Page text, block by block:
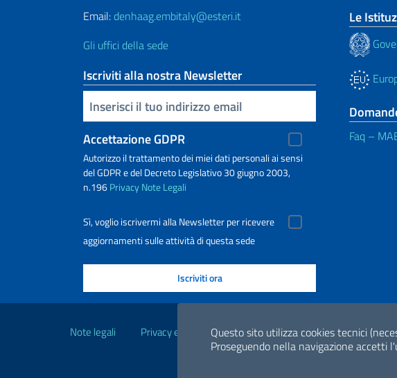
Questo sito utilizza cookies tecnici
Proseguendo nella navigazione accetti
Email: denhaag.embitaly@esteri.it
Gli uffici della sede
Iscriviti alla nostra Newsletter
Inserisci la tua email
Accettazione GDPR
Autorizzo il trattamento dei miei dati personali ai sensi
del GDPR e del Decreto Legislativo 30 giugno 2003,
n.196PrivacyNote Legali
Sì, voglio iscrivermi alla Newsletter per ricevere
aggiornamenti sulle attività di questa sede
Le
Faq –
Note legali Privacy e cookie policy Dichiarazione di accessibilità